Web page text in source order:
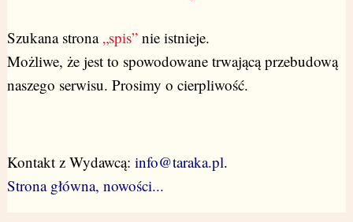
Szukana strona „spis”nie istnieje.
Możliwe, że jest to spowodowane trwającą przebudową
naszego serwisu. Prosimy o cierpliwość.
Kontakt z Wydawcą: info@taraka.pl.
Strona główna, nowości...